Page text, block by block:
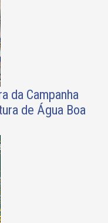
da Campanha
de Água Boa